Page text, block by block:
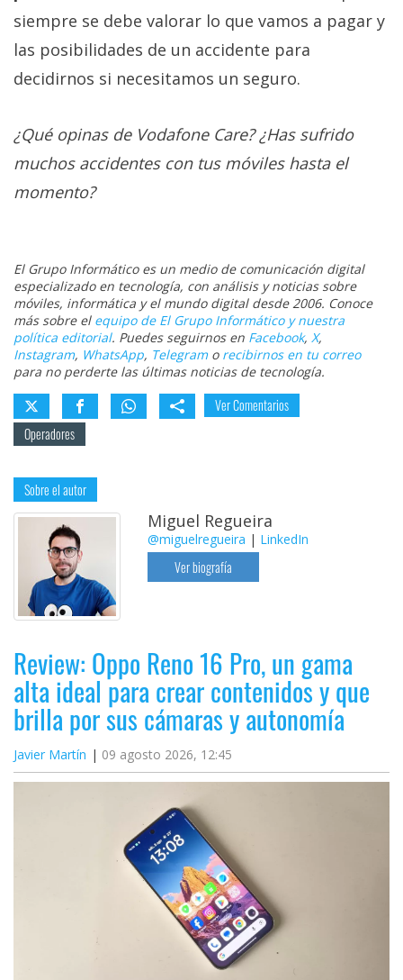
siempre se debe valorar lo que vamos a pagar y
las posibilidades de un accidente para
decidirnos si necesitamos un seguro.
¿Qué opinas de Vodafone Care? ¿Has sufrido
muchos accidentes con tus móviles hasta el
momento?
El Grupo Informático es un medio de comunicación digital
especializado en tecnología, con análisis y noticias sobre
móviles, informática y el mundo digital desde 2006. Conoce
más sobre el equipo de El Grupo Informático y nuestra
política editorial. Puedes seguirnos en Facebook, X,
Instagram, WhatsApp, Telegramo recibirnos en tu correo
para no perderte las últimas noticias de tecnología.
Ver Comentarios
Operadores
Sobre el autor
Miguel Regueira
@miguelregueira | LinkedIn
Ver biografía
Review: Oppo Reno 16 Pro, un gama
alta ideal para crear contenidos y que
brilla por sus cámaras y autonomía
Javier Martín 09 agosto 2026, 12:45